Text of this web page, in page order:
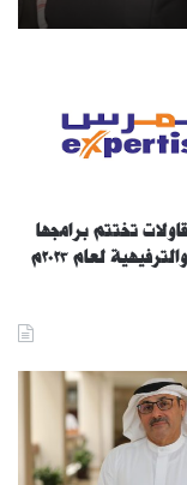
تختتم برامجها
لعام ٢٠٢٣م